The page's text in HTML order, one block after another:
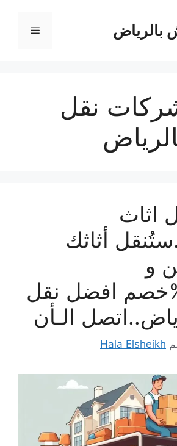
بالرياض القائمة
نقل
اثاث
أثاثك
و
افضل نقل
الـأن
Hala Elsheikh